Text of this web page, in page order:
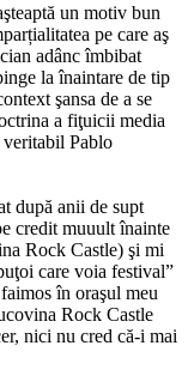
un motiv bun
pe care aş
adânc îmbibat
la înaintare de tip
şansa de a se
a fiţuicii media
veritabil Pablo
după anii de supt
credit muuult înainte
Rock Castle) şi mi
care voia festival”
în oraşul meu
Rock Castle
nici nu cred că-i mai